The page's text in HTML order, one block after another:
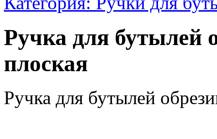
Ручка для бутылей
плоская
Ручка для бутылей